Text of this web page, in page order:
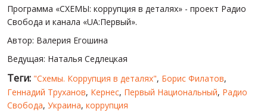
Программа «СХЕМЫ: коррупция в деталях» - проект Радио
Свобода и канала «UA:Первый».
Автор: Валерия Егошина
Ведущая: Наталья Седлецкая
Теги: "Схемы. Коррупция в деталях", Борис Филатов,
Геннадий Труханов, Кернес, Первый Национальный, Радио
Свобода, Украина, коррупция